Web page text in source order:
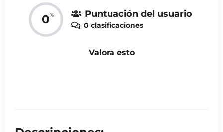
0% Puntuación del usuario
0 clasificaciones
Valora esto